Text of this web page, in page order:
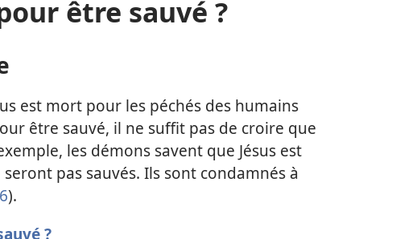
être sauvé ?
est mort pour les péchés des humains
être sauvé, il ne suffit pas de croire que
les démons savent que Jésus est
pas sauvés. Ils sont condamnés à
).
?